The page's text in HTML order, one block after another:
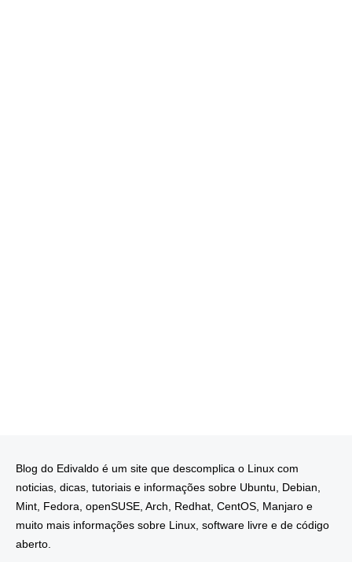
Blog do Edivaldo é um site que descomplica o Linux com
noticias, dicas, tutoriais e informações sobre Ubuntu, Debian,
Mint, Fedora, openSUSE, Arch, Redhat, CentOS, Manjaro e
muito mais informações sobre Linux, software livre e de código
aberto.